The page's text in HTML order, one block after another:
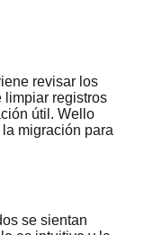
revisar los
limpiar registros
útil. Wello
migración para
se sientan